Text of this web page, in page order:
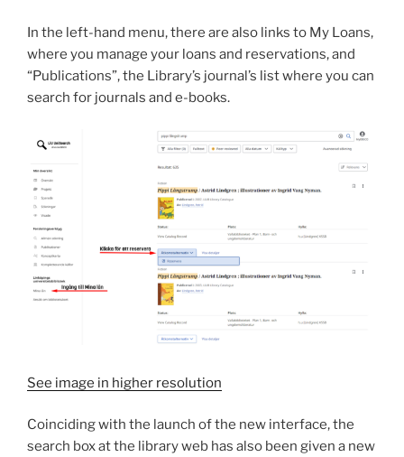
In the left-hand menu, there are also links to My Loans,
where you manage your loans and reservations, and
“Publications”, the Library’s journal’s list where you can
search for journals and e-books.
See image in higher resolution
Coinciding with the launch of the new interface, the
search box at the library web has also been given a new